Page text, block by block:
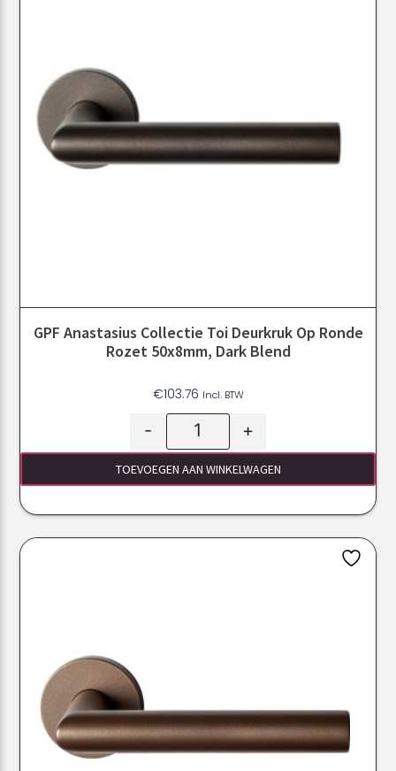
GPF Anastasius Collectie Toi Deurkruk Op Ronde
Rozet 50x8mm, Dark Blend
€103.76 Incl. BTW
- +
TOEVOEGEN AAN WINKELWAGEN